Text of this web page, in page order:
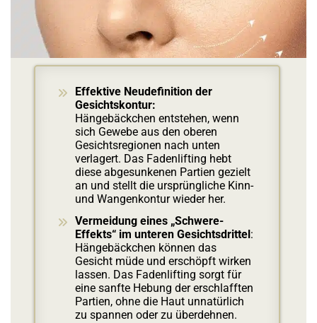
Effektive Neudefinition der
Gesichtskontur:
Hängebäckchen entstehen, wenn
sich Gewebe aus den oberen
Gesichtsregionen nach unten
verlagert. Das Fadenlifting hebt
diese abgesunkenen Partien gezielt
an und stellt die ursprüngliche Kinn-
und Wangenkontur wieder her.
Vermeidung eines „Schwere-
Effekts“ im unteren Gesichtsdrittel:
Hängebäckchen können das
Gesicht müde und erschöpft wirken
lassen. Das Fadenlifting sorgt für
eine sanfte Hebung der erschlafften
Partien, ohne die Haut unnatürlich
zu spannen oder zu überdehnen.